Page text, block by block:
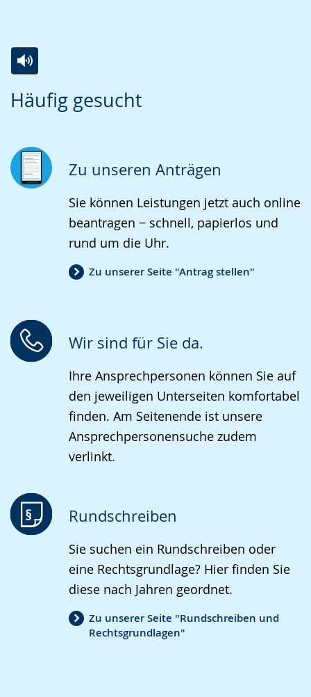
Häufig gesucht
Leichten
wechseln.
Audio-
Video
Deutscher
Gebärdensprache
wird
Zu unseren Anträgen
Sie können Leistungen jetzt auch online
beantragen − schnell, papierlos und
rund um die Uhr.
Zu unserer Seite "Antrag stellen"
Wir sind für Sie da.
Ihre Ansprechpersonen können Sie auf
den jeweiligen Unterseiten komfortabel
finden. Am Seitenende ist unsere
Ansprechpersonensuche zudem
verlinkt.
Rundschreiben
Sie suchen ein Rundschreiben oder
eine Rechtsgrundlage? Hier finden Sie
diese nach Jahren geordnet.
Zu unserer Seite "Rundschreiben und
Rechtsgrundlagen"